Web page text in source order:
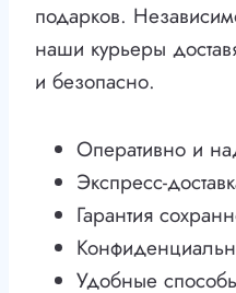
подарков.
наши курьеры
и безопасно.
Оперативно и
Экспресс-
Гарантия
Удобные